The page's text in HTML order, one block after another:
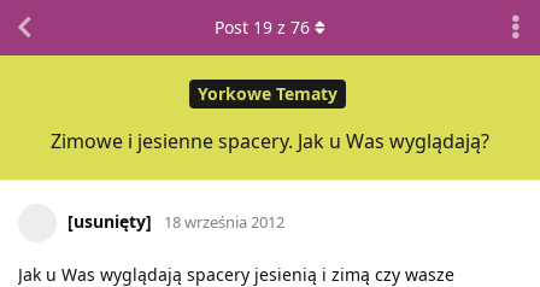
Yorkowe Tematy
Zimowe i jesienne spacery. Jak u Was wyglądają?
Post 19 z 76
[usunięty] 18 września 2012
Jak u Was wyglądają spacery jesienią i zimą czy wasze